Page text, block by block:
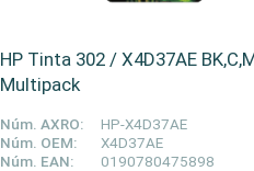
HP Tinta 302 / X4D37AE
Multipack
Núm. AXRO:
HP-X4D37AE
Núm. OEM:
X4D37AE
Núm. EAN:
0190780475898